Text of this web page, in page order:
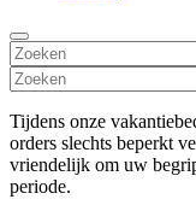
Tijdens onze
orders slechts beperkt
vriendelijk om uw
periode.